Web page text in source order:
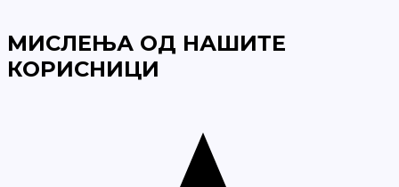
МИСЛЕЊА ОД НАШИТЕ
КОРИСНИЦИ